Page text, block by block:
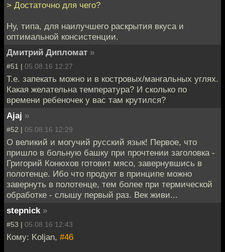
> Достаточно для чего?
Ну, типа, для наилучшего раскрытия вкуса и
оптимальной консистенции.
Дмитрий Дипломат »
#51 | 05.08.16 12:27
Т.е. запекать можно и в костровых/мангальных углях.
Какая желательна температура? И сколько по
времени ребеночек у вас там крутился?
Ajaj »
#52 | 05.08.16 12:29
О великий и могучий русский язык! Первое, что
пришло в больную башку при прочтении заголовка -
Григорий Конюхов готовит мясо, завернувшись в
полотенце. Ибо что продукт в принципе можно
завернуть в полотенце, тем более при термической
обработке - слышу первый раз. Век живи...
stepnick »
#53 | 05.08.16 12:43
Кому: Koljan, #46